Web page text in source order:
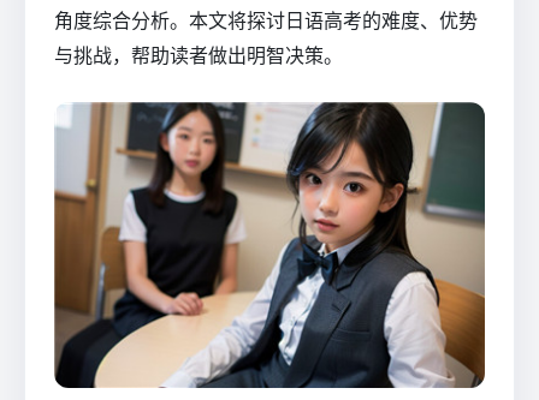
角度综合分析。本文将探讨日语高考的难度、优势
与挑战，帮助读者做出明智决策。